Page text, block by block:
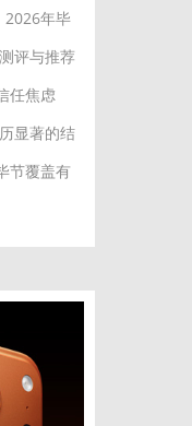
2026年毕
评与推荐
任焦虑
显著的结
节覆盖有